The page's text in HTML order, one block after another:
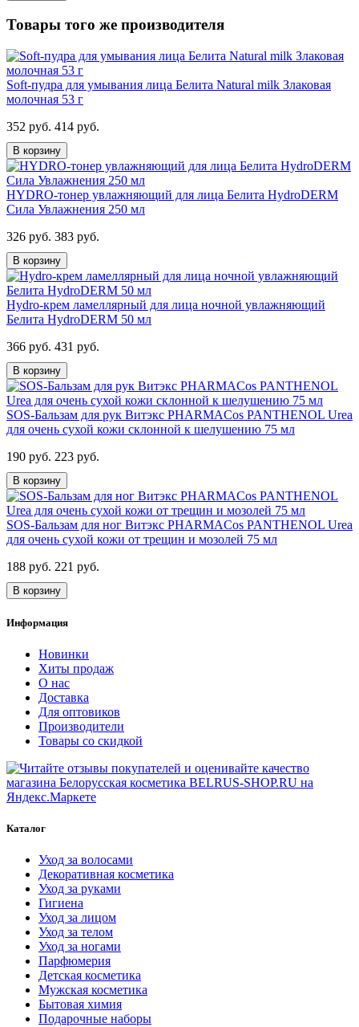
Товары того же производителя
Soft-пудра для умывания лица Белита Natural milk Злаковая
молочная 53 г
352 руб. 414 руб.
В корзину
HYDRO-тонер увлажняющий для лица Белита HydroDERM
Сила Увлажнения 250 мл
326 руб. 383 руб.
В корзину
Hydro-крем ламеллярный для лица ночной увлажняющий
Белита HydroDERM 50 мл
366 руб. 431 руб.
В корзину
SOS-Бальзам для рук Витэкс PHARMACos PANTHENOL Urea
для очень сухой кожи склонной к шелушению 75 мл
190 руб. 223 руб.
В корзину
SOS-Бальзам для ног Витэкс PHARMACos PANTHENOL Urea
для очень сухой кожи от трещин и мозолей 75 мл
188 руб. 221 руб.
В корзину
Информация
Новинки
Хиты продаж
О нас
Доставка
Для оптовиков
Производители
Товары со скидкой
Каталог
Уход за волосами
Декоративная косметика
Уход за руками
Гигиена
Уход за лицом
Уход за телом
Уход за ногами
Парфюмерия
Детская косметика
Мужская косметика
Бытовая химия
Подарочные наборы